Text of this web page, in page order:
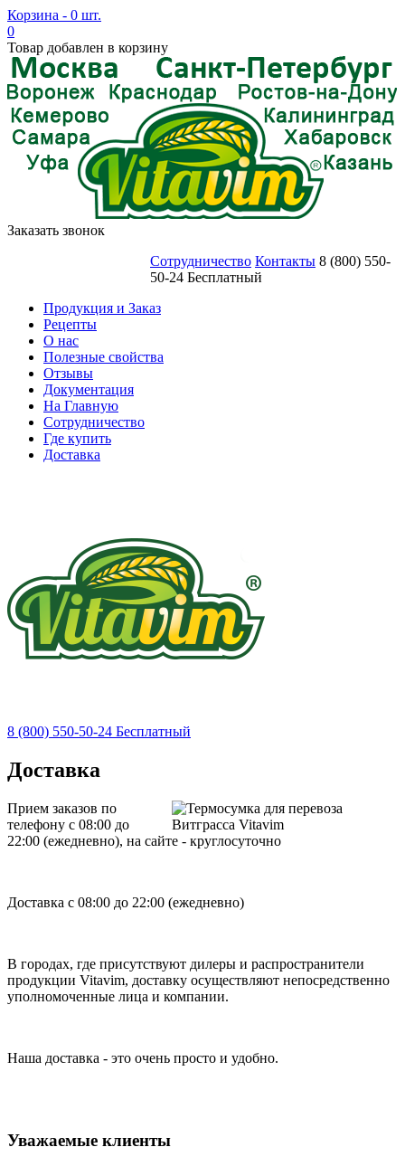
Корзина - 0 шт.
0
Товар добавлен в корзину
Заказать звонок
Сотрудничество Контакты 8 (800) 550-
50-24 Бесплатный
Продукция и Заказ
Рецепты
О нас
Полезные свойства
Отзывы
Документация
На Главную
Сотрудничество
Где купить
Доставка
8 (800) 550-50-24 Бесплатный
Доставка
Прием заказов по
телефону с 08:00 до
22:00 (ежедневно), на сайте - круглосуточно
Доставка с 08:00 до 22:00 (ежедневно)
В городах, где присутствуют дилеры и распространители
продукции Vitavim, доставку осуществляют непосредственно
уполномоченные лица и компании.
Наша доставка - это очень просто и удобно.
Уважаемые клиенты